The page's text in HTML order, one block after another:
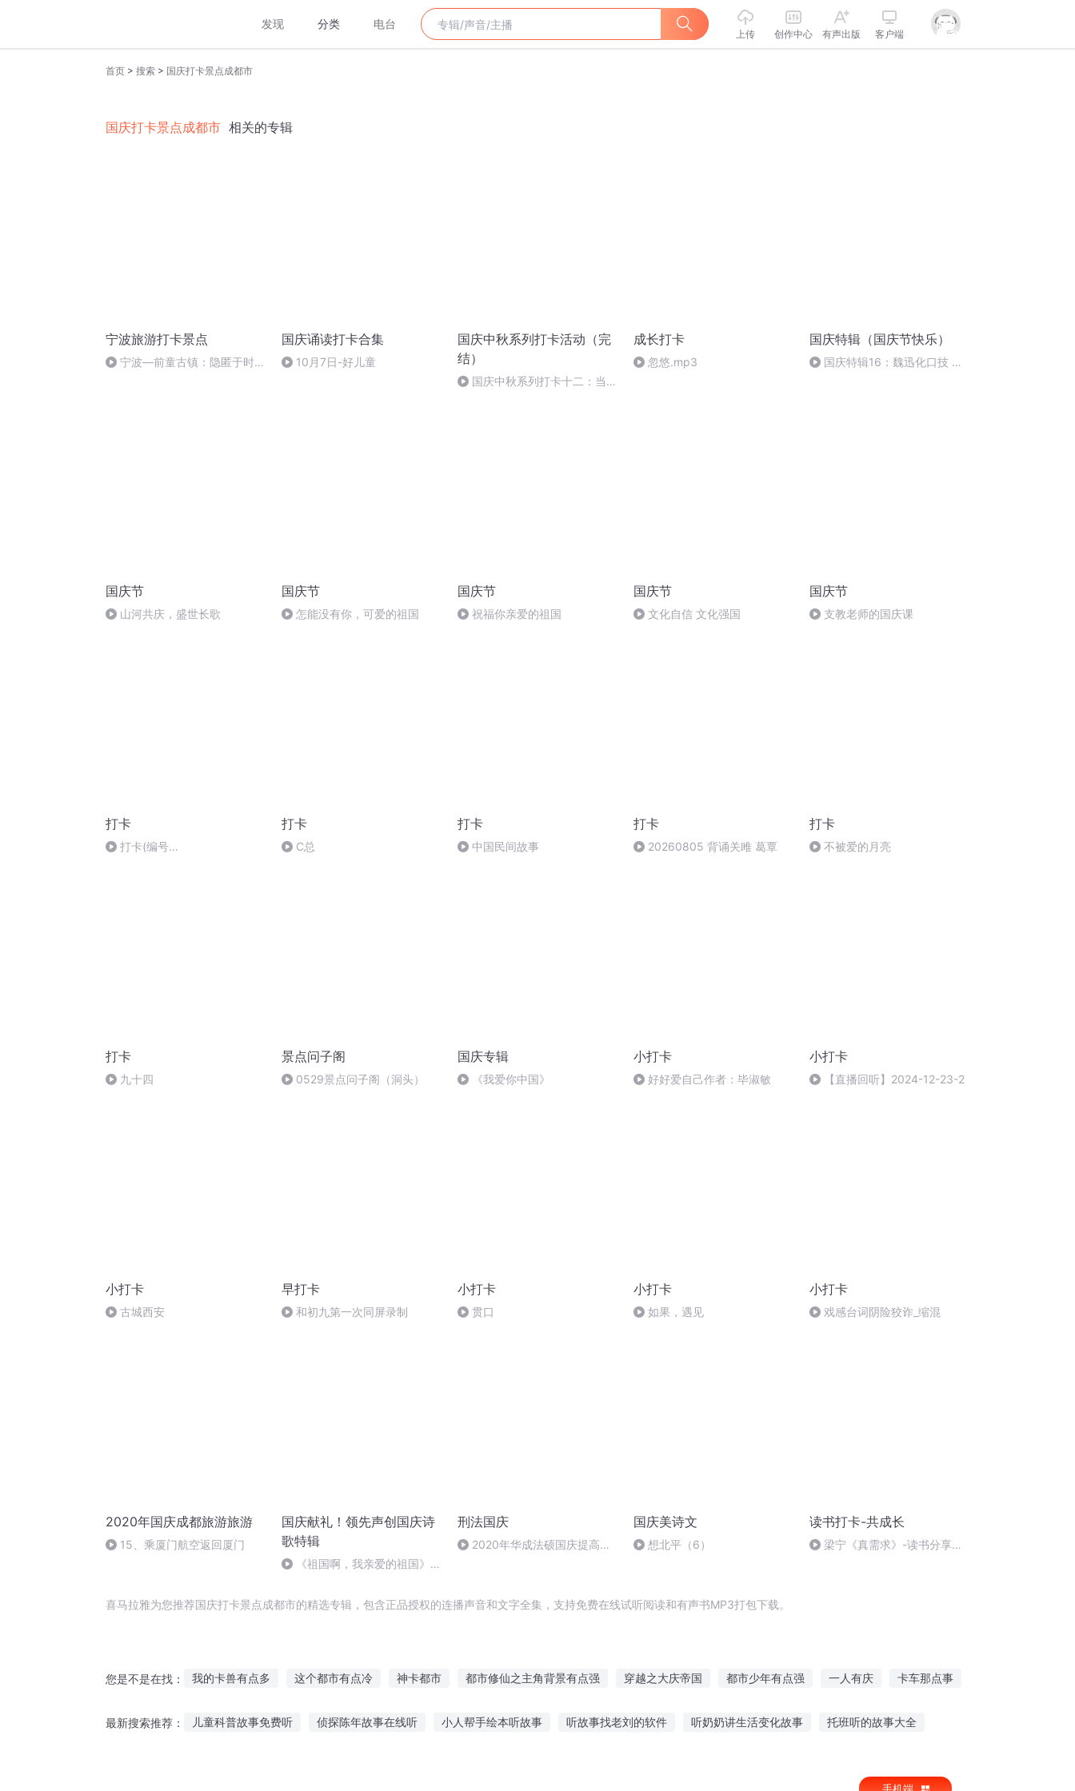
发现 分类 电台
上传 创作中心 有声出版 客户端
首页 > 搜索 > 国庆打卡景点成都市
国庆打卡景点成都市 相关的专辑
宁波旅游打卡景点
宁波—前童古镇：隐匿于时光
国庆诵读打卡合集
10月7日-好儿童
国庆中秋系列打卡活动（完
结）
国庆中秋系列打卡十二：当阳
成长打卡
忽悠.mp3
国庆特辑（国庆节快乐）
国庆特辑16：魏迅化口技 二
国庆节
山河共庆，盛世长歌
国庆节
怎能没有你，可爱的祖国
国庆节
祝福你亲爱的祖国
国庆节
文化自信 文化强国
国庆节
支教老师的国庆课
打卡
打卡(编号
打卡
C总
打卡
中国民间故事
打卡
20260805 背诵关雎 葛覃
打卡
不被爱的月亮
打卡
九十四
景点问子阁
0529景点问子阁（洞头）
国庆专辑
《我爱你中国》
小打卡
好好爱自己作者：毕淑敏
小打卡
【直播回听】2024-12-23-2
小打卡
古城西安
早打卡
和初九第一次同屏录制
小打卡
贯口
小打卡
如果，遇见
小打卡
戏感台词阴险狡诈_缩混
2020年国庆成都旅游旅游
15、乘厦门航空返回厦门
国庆献礼！领先声创国庆诗
歌特辑
《祖国啊，我亲爱的祖国》温
刑法国庆
2020年华成法硕国庆提高班
国庆美诗文
想北平（6）
读书打卡-共成长
梁宁《真需求》-读书分享
喜马拉雅为您推荐国庆打卡景点成都市的精选专辑，包含正品授权的连播声音和文字全集，支持免费在线试听阅读和有声书MP3打包下载。
您是不是在找： 我的卡兽有点多 这个都市有点冷 神卡都市 都市修仙之主角背景有点强 穿越之大庆帝国 都市少年有点强 一人有庆 卡车那点事
最新搜索推荐： 儿童科普故事免费听 侦探陈年故事在线听 小人帮手绘本听故事 听故事找老刘的软件 听奶奶讲生活变化故事 托班听的故事大全